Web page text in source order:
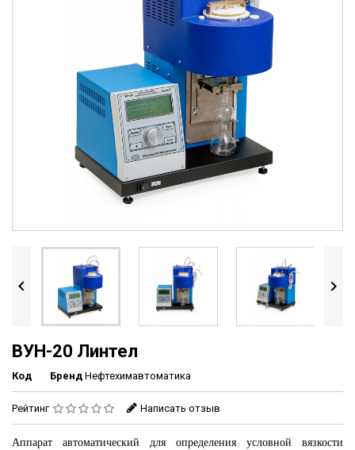
 
ВУН-20 Линтел
Код Бренд Нефтехимавтоматика
Рейтинг Написать отзыв
Аппарат автоматический для определения условной вязкости